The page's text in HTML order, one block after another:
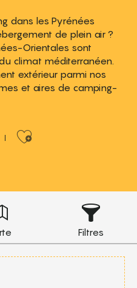
dans les Pyrénées
de plein air ?
Orientales sont
climat méditerranéen.
extérieur parmi nos
et aires de camping-
Ajouter aux
Filtres